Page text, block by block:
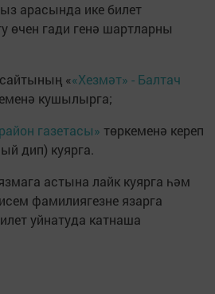
арасында ике билет
өчен гади генә шартларны
««Хезмәт» - Балтач
кушылырга;
газетасы» төркеменә кереп
дип) куярга.
астына лайк куярга һәм
фамилиягезне язарга
уйнатуда катнаша